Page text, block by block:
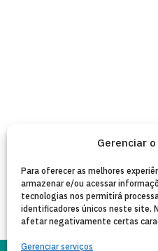
Gerenciar
Para oferecer as melhores
armazenar e/ou acessar
tecnologias nos permitirá
identificadores únicos neste site.
afetar negativamente certas
Gerenciar serviços